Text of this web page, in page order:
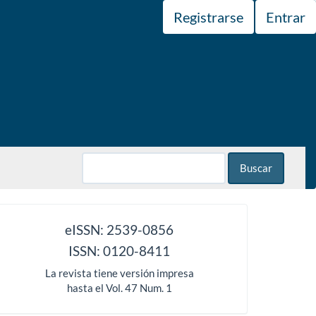
Registrarse Entrar
Buscar
eISSN: 2539-0856
ISSN: 0120-8411
La revista tiene versión impresa
hasta el Vol. 47 Num. 1